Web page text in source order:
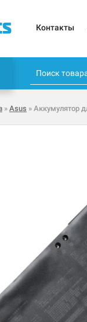
Контакты
» Asus » Аккумулятор